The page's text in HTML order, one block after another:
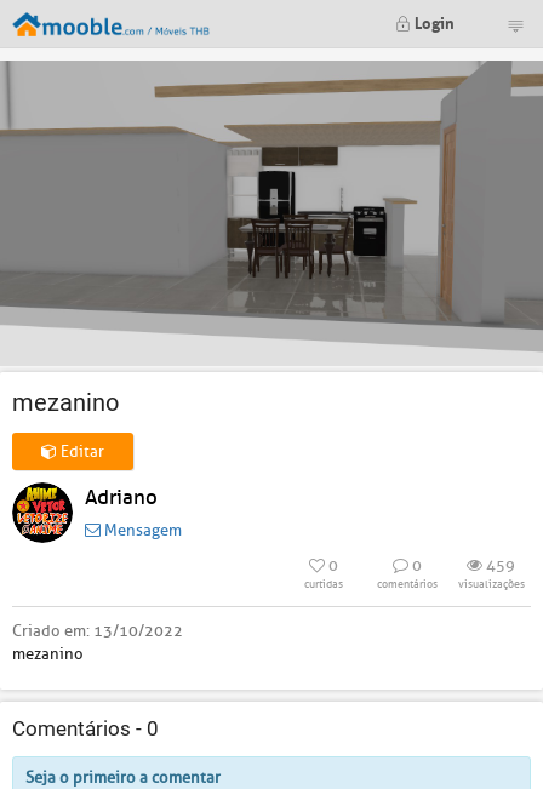
Login
mezanino
Editar
Adriano
Mensagem
0
curtidas
0
comentários
459
visualizações
Criado em: 13/10/2022
mezanino
Comentários - 0
Seja o primeiro a comentar